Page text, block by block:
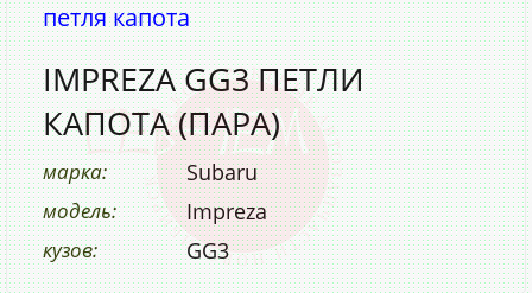
петля капота
IMPREZA GG3 ПЕТЛИ
КАПОТА (ПАРА)
марка: Subaru
модель: Impreza
кузов: GG3